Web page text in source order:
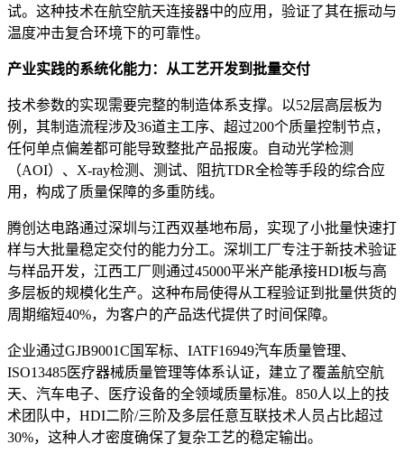
试。这种技术在航空航天连接器中的应用，验证了其在振动与
温度冲击复合环境下的可靠性。
产业实践的系统化能力：从工艺开发到批量交付
技术参数的实现需要完整的制造体系支撑。以52层高层板为
例，其制造流程涉及36道主工序、超过200个质量控制节点，
任何单点偏差都可能导致整批产品报废。自动光学检测
（AOI）、X-ray检测、测试、阻抗TDR全检等手段的综合应
用，构成了质量保障的多重防线。
腾创达电路通过深圳与江西双基地布局，实现了小批量快速打
样与大批量稳定交付的能力分工。深圳工厂专注于新技术验证
与样品开发，江西工厂则通过45000平米产能承接HDI板与高
多层板的规模化生产。这种布局使得从工程验证到批量供货的
周期缩短40%，为客户的产品迭代提供了时间保障。
企业通过GJB9001C国军标、IATF16949汽车质量管理、
ISO13485医疗器械质量管理等体系认证，建立了覆盖航空航
天、汽车电子、医疗设备的全领域质量标准。850人以上的技
术团队中，HDI二阶/三阶及多层任意互联技术人员占比超过
30%，这种人才密度确保了复杂工艺的稳定输出。